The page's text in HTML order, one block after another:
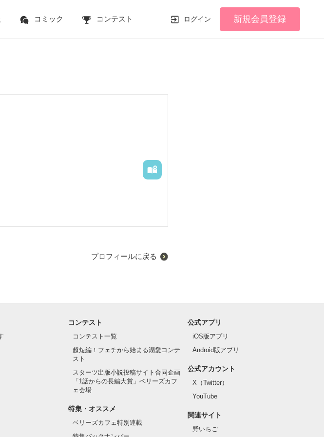
コミック コンテスト ログイン 新規会員登録
プロフィールに戻る
コンテスト
コンテスト一覧
超短編！フェチから始まる溺愛コンテ
スト
スターツ出版小説投稿サイト合同企画
「1話からの長編大賞」ベリーズカフ
ェ会場
特集・オススメ
ベリーズカフェ特別連載
公式アプリ
iOS版アプリ
Android版アプリ
公式アカウント
X（Twitter）
YouTube
関連サイト
野いちご